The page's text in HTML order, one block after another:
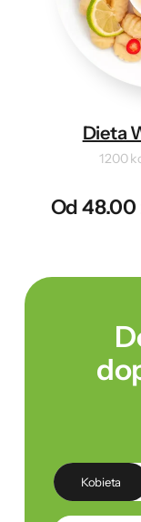
Dieta
1200
Od 48.00
Kobieta